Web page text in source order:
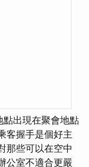
出現在聚會地點
客握手是個好主
那些可以在空中
公室不適合更嚴